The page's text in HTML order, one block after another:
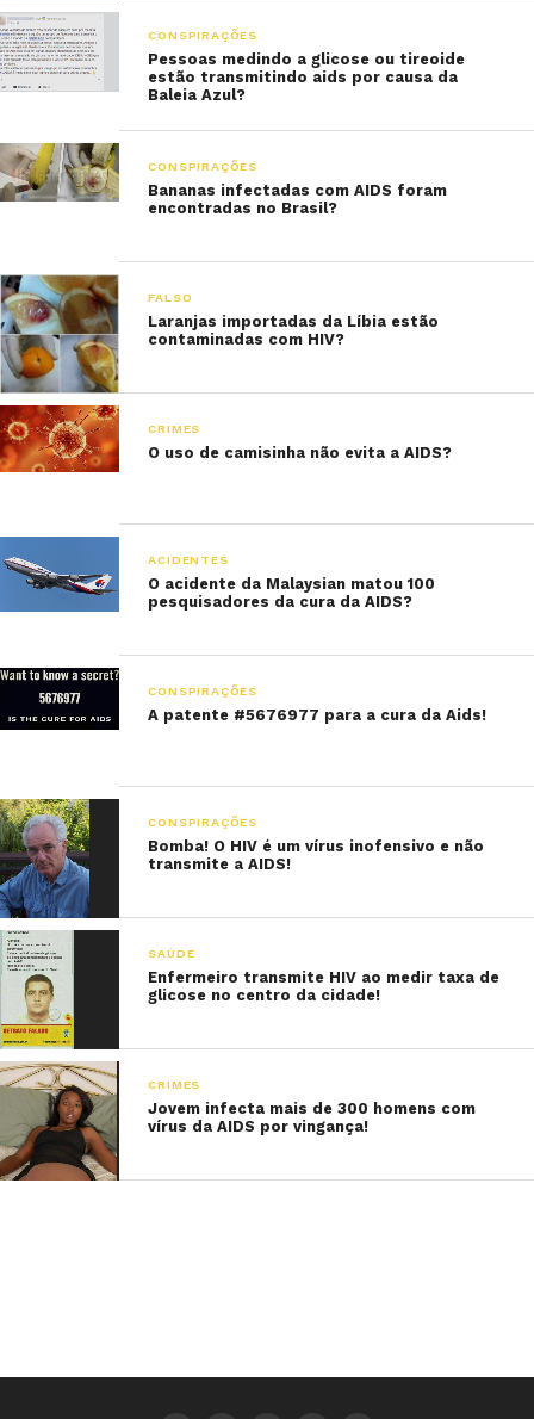
CONSPIRAÇÕES
Pessoas medindo a glicose ou tireoide
estão transmitindo aids por causa da
Baleia Azul?
CONSPIRAÇÕES
Bananas infectadas com AIDS foram
encontradas no Brasil?
FALSO
Laranjas importadas da Líbia estão
contaminadas com HIV?
CRIMES
O uso de camisinha não evita a AIDS?
ACIDENTES
O acidente da Malaysian matou 100
pesquisadores da cura da AIDS?
CONSPIRAÇÕES
A patente #5676977 para a cura da Aids!
CONSPIRAÇÕES
Bomba! O HIV é um vírus inofensivo e não
transmite a AIDS!
SAÚDE
Enfermeiro transmite HIV ao medir taxa de
glicose no centro da cidade!
CRIMES
Jovem infecta mais de 300 homens com
vírus da AIDS por vingança!